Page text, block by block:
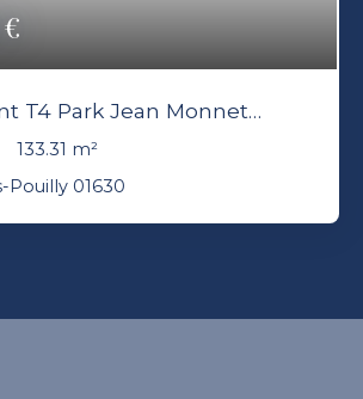
€
T4 Park Jean Monnet
Ouest Garage
133.31 m²
Pouilly 01630